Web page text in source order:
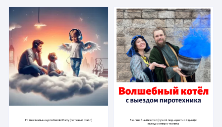
Голос малыша для Gender Party (готовый файл)
Волшебный котел (сухой лед + цветной дым) с
выездом пиротехника